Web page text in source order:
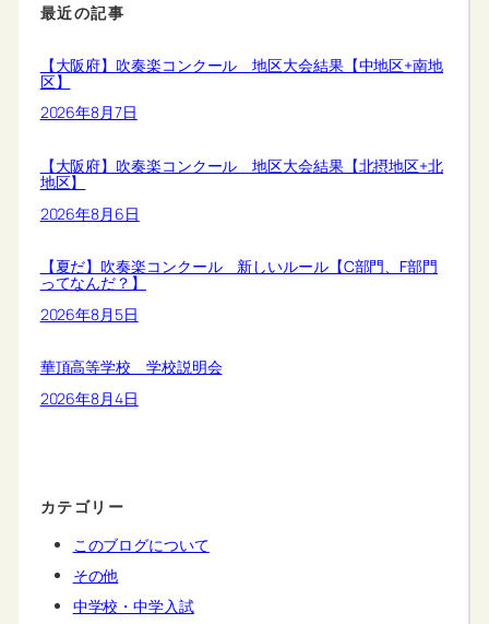
最近の記事
【大阪府】吹奏楽コンクール 地区大会結果【中地区+南地
区】
2026年8月7日
【大阪府】吹奏楽コンクール 地区大会結果【北摂地区+北
地区】
2026年8月6日
【夏だ】吹奏楽コンクール 新しいルール【C部門、F部門
ってなんだ？】
2026年8月5日
華頂高等学校 学校説明会
2026年8月4日
カテゴリー
このブログについて
その他
中学校・中学入試